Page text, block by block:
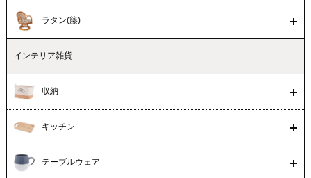
ラタン(籐)
インテリア雑貨
収納
キッチン
テーブルウェア